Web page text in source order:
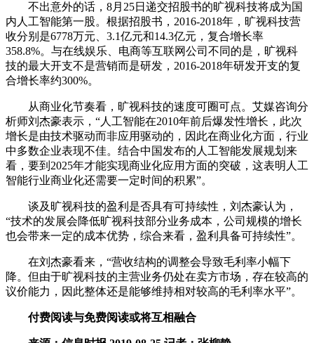
不出意外的话，8月25日递交招股书的旷视科技将成为国
内人工智能第一股。根据招股书，2016-2018年，旷视科技营
收分别是6778万元、3.1亿元和14.3亿元，复合增长率
358.8%。与在线娱乐、电商等互联网公司不同的是，旷视科
技的最大开支不是营销而是研发，2016-2018年研发开支的复
合增长率约300%。
从商业化节奏看，旷视科技的速度可圈可点。艾媒咨询分
析师刘杰豪表示，“人工智能在2010年前后爆发性增长，此次
增长是由技术驱动而非应用驱动的，因此在商业化方面，行业
中多数企业表现不佳。结合中国发布的人工智能发展规划来
看，要到2025年才能实现商业化应用方面的突破，这表明人工
智能行业商业化还需要一定时间的积累”。
谈及旷视科技的盈利是否具有可持续性，刘杰豪认为，
“技术的发展会降低旷视科技部分业务成本，公司规模的增长
也会带来一定的成本优势，综合来看，盈利具备可持续性”。
在刘杰豪看来，“营收结构的调整会导致毛利率小幅下
降。但由于旷视科技的主营业务仍处在卖方市场，存在较高的
议价能力，因此整体还是能够维持相对较高的毛利率水平”。
付费阅读与免费阅读或将互相融合